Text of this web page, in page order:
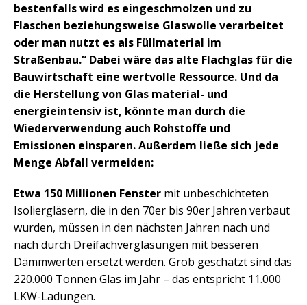
bestenfalls wird es eingeschmolzen und zu
Flaschen beziehungsweise Glaswolle verarbeitet
oder man nutzt es als Füllmaterial im
Straßenbau.“ Dabei wäre das alte Flachglas für die
Bauwirtschaft eine wertvolle Ressource. Und da
die Herstellung von Glas material- und
energieintensiv ist, könnte man durch die
Wiederverwendung auch Rohstoffe und
Emissionen einsparen. Außerdem ließe sich jede
Menge Abfall vermeiden:
Etwa 150 Millionen Fenster mit unbeschichteten
Isoliergläsern, die in den 70er bis 90er Jahren verbaut
wurden, müssen in den nächsten Jahren nach und
nach durch Dreifachverglasungen mit besseren
Dämmwerten ersetzt werden. Grob geschätzt sind das
220.000 Tonnen Glas im Jahr – das entspricht 11.000
LKW-Ladungen.